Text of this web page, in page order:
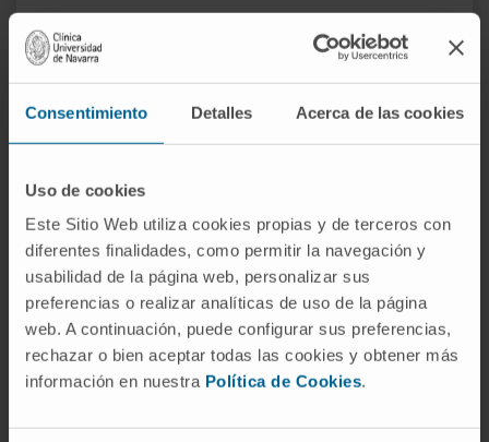
Consentimiento Detalles Acerca de las cookies
Uso de cookies
Este Sitio Web utiliza cookies propias y de terceros con
diferentes finalidades, como permitir la navegación y
usabilidad de la página web, personalizar sus
preferencias o realizar analíticas de uso de la página
web. A continuación, puede configurar sus preferencias,
rechazar o bien aceptar todas las cookies y obtener más
información en nuestra Política de Cookies.
Antes de los 8 años.
Después de los 15 años, sin signos de
Menstruaciones extremadamente dolorosas
o abundantes desde el inicio.
Síntomas adicionales, como fatiga extrema,
Precauciones y cuidados
relacionados con la
menarquia
La educación sobre la higiene menstrual, el
ciclo y la identificación temprana de